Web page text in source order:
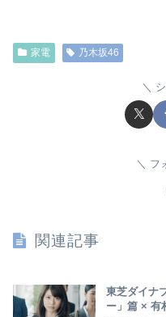
家電 乃木坂46
フ
関連記事
東芝ダイナ
ー」篇 × 有